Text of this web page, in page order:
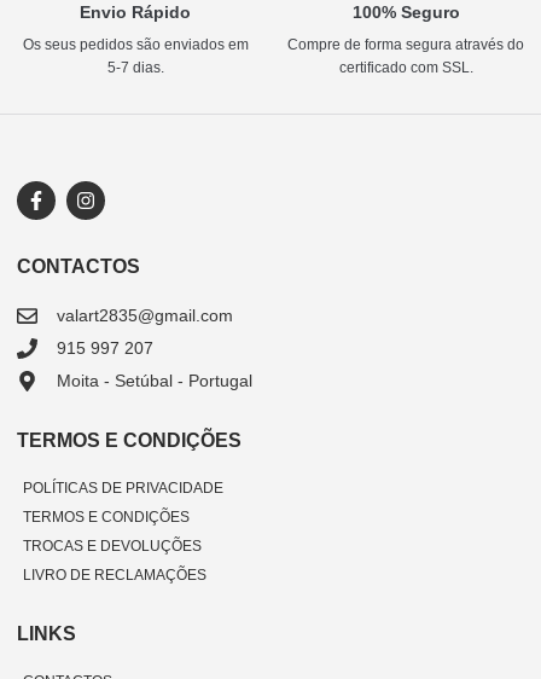
Envio Rápido
Os seus pedidos são enviados em
5-7 dias.
100% Seguro
Compre de forma segura através do
certificado com SSL.
CONTACTOS
valart2835@gmail.com
915 997 207
Moita - Setúbal - Portugal
TERMOS E CONDIÇÕES
POLÍTICAS DE PRIVACIDADE
TERMOS E CONDIÇÕES
TROCAS E DEVOLUÇÕES
LIVRO DE RECLAMAÇÕES
LINKS